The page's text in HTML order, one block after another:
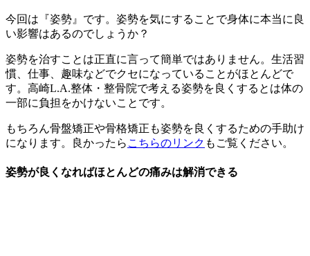
今回は『姿勢』です。姿勢を気にすることで身体に本当に良
い影響はあるのでしょうか？
姿勢を治すことは正直に言って簡単ではありません。生活習
慣、仕事、趣味などでクセになっていることがほとんどで
す。高崎L.A.整体・整骨院で考える姿勢を良くするとは体の
一部に負担をかけないことです。
もちろん骨盤矯正や骨格矯正も姿勢を良くするための手助け
になります。良かったら こちらのリンク もご覧ください。
姿勢が良くなればほとんどの痛みは解消できる